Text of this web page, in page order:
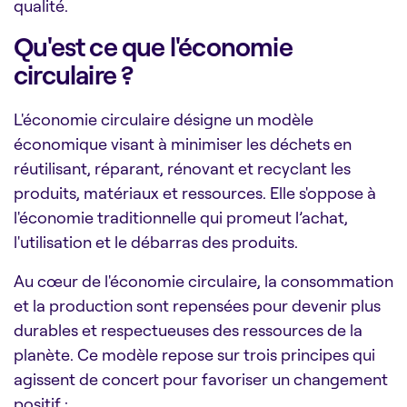
qualité.
Qu'est ce que l'économie
circulaire ?
L'économie circulaire désigne un modèle
économique visant à minimiser les déchets en
réutilisant, réparant, rénovant et recyclant les
produits, matériaux et ressources. Elle s'oppose à
l'économie traditionnelle qui promeut l’achat,
l'utilisation et le débarras des produits.
Au cœur de l'économie circulaire, la consommation
et la production sont repensées pour devenir plus
durables et respectueuses des ressources de la
planète. Ce modèle repose sur trois principes qui
agissent de concert pour favoriser un changement